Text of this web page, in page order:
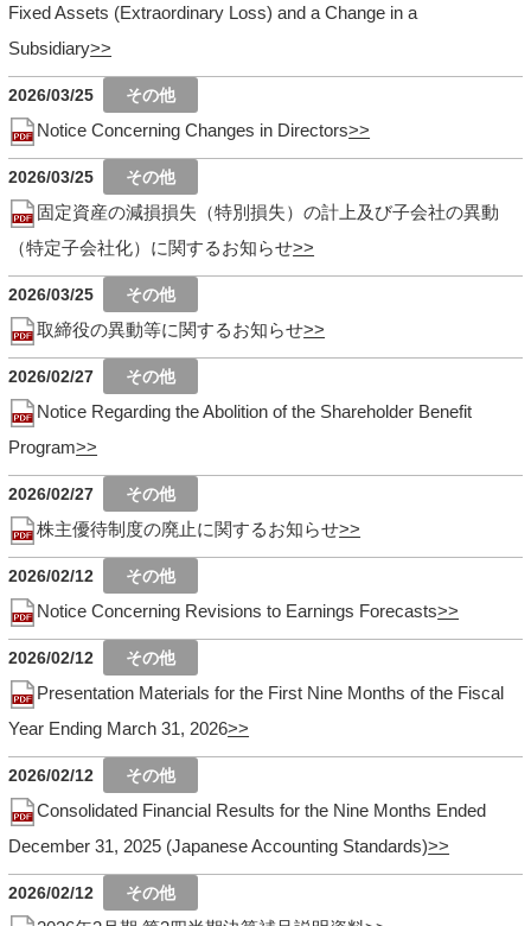
Fixed Assets (Extraordinary Loss) and a Change in a
Subsidiary
2026/03/25
Notice Concerning Changes in Directors
2026/03/25
固定資産の減損損失（特別損失）の計上及び子会社の異動
（特定子会社化）に関するお知らせ
2026/03/25
取締役の異動等に関するお知らせ
2026/02/27
Notice Regarding the Abolition of the Shareholder Benefit
Program
2026/02/27
株主優待制度の廃止に関するお知らせ
2026/02/12
Notice Concerning Revisions to Earnings Forecasts
2026/02/12
Presentation Materials for the First Nine Months of the Fiscal
Year Ending March 31, 2026
2026/02/12
Consolidated Financial Results for the Nine Months Ended
December 31, 2025 (Japanese Accounting Standards)
2026/02/12